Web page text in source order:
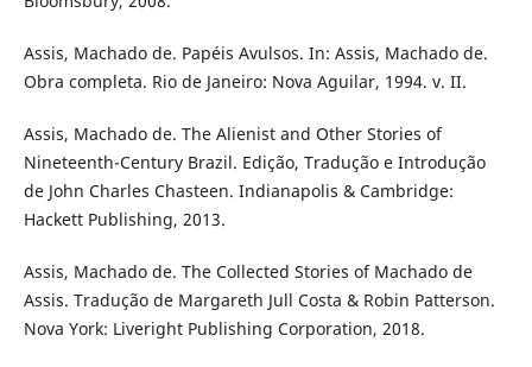
Assis, Machado de. Papéis Avulsos. In: Assis, Machado de.
Obra completa. Rio de Janeiro: Nova Aguilar, 1994. v. II.
Assis, Machado de. The Alienist and Other Stories of
Nineteenth-Century Brazil. Edição, Tradução e Introdução
de John Charles Chasteen. Indianapolis & Cambridge:
Hackett Publishing, 2013.
Assis, Machado de. The Collected Stories of Machado de
Assis. Tradução de Margareth Jull Costa & Robin Patterson.
Nova York: Liveright Publishing Corporation, 2018.